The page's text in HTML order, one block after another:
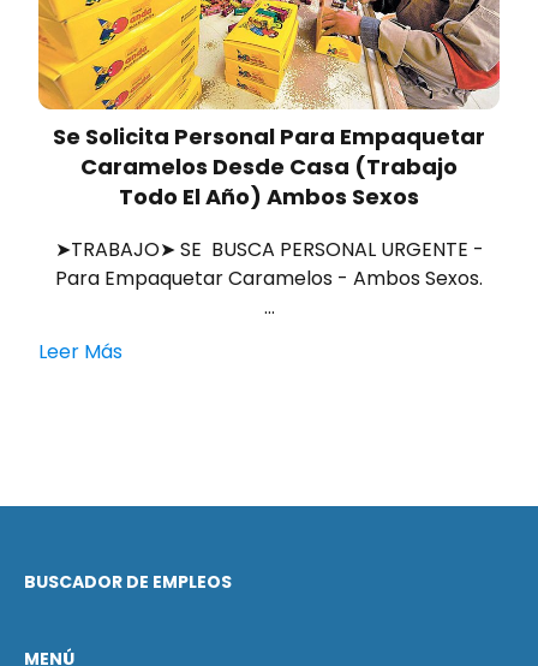
Se Solicita Personal Para Empaquetar
Caramelos Desde Casa (Trabajo
Todo El Año) Ambos Sexos
➤TRABAJO➤ SE BUSCA PERSONAL URGENTE -
Para Empaquetar Caramelos - Ambos Sexos.
…
Leer Más
BUSCADOR DE EMPLEOS
MENÚ